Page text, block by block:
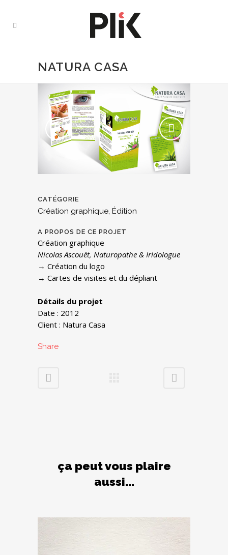
NATURA CASA
CATÉGORIE
Création graphique, Édition
A PROPOS DE CE PROJET
Création graphique
Nicolas Ascouët, Naturopathe & Iridologue
→ Création du logo
→ Cartes de visites et du dépliant
Détails du projet
Date : 2012
Client : Natura Casa
Share
ça peut vous plaire
aussi...